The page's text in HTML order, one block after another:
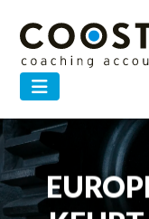
18 APRIL 2023 —